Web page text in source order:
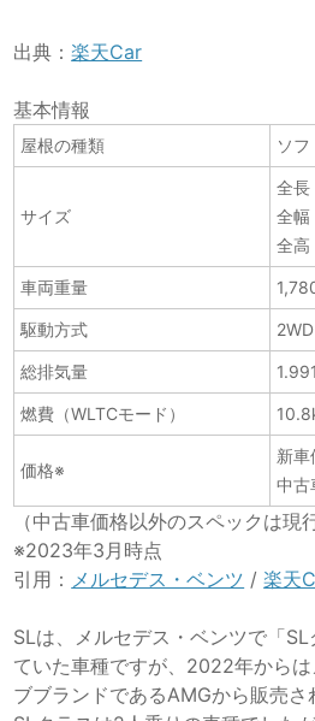
出典：楽天Car
基本情報
屋根の種類 ソ
サイズ
全
全幅
全高
車両重量
駆動方式 2WD
総排気量
燃費（WLTCモード）
価格※
新
中古
（中古車価格以外のスペックは現
※2023年3月時点
引用： メルセデス・ベンツ /楽天
SLは、メルセデス ・ベンツで「
ていた車種ですが、2022年からは
ブブランドであるAMGから販売さ